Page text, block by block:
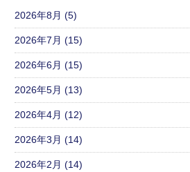
2026年8月 (5)
2026年7月 (15)
2026年6月 (15)
2026年5月 (13)
2026年4月 (12)
2026年3月 (14)
2026年2月 (14)